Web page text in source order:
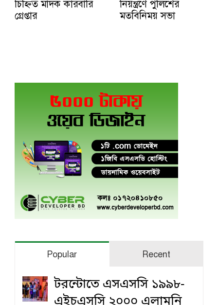
চিহ্নিত মাদক কারবারি
গ্রেপ্তার
নিয়ন্ত্রণে পুলিশের
মতবিনিময় সভা
Popular Recent
টরন্টোতে এসএসসি ১৯৯৮-